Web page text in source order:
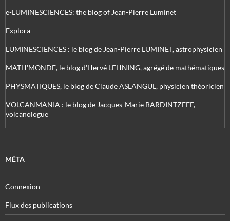
e-LUMINESCIENCES: the blog of Jean-Pierre Luminet
Explora
LUMINESCIENCES : le blog de Jean-Pierre LUMINET, astrophysicien
MATH'MONDE, le blog d'Hervé LEHNING, agrégé de mathématiques
PHYSMATIQUES, le blog de Claude ASLANGUL, physicien théoricien
VOLCANMANIA : le blog de Jacques-Marie BARDINTZEFF,
volcanologue
MÉTA
Connexion
Flux des publications